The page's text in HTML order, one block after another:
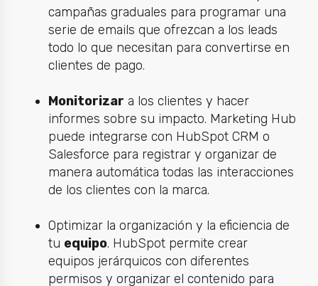
campañas graduales para programar una
serie de emails que ofrezcan a los leads
todo lo que necesitan para convertirse en
clientes de pago.
Monitorizar a los clientes y hacer
informes sobre su impacto. Marketing Hub
puede integrarse con HubSpot CRM o
Salesforce para registrar y organizar de
manera automática todas las interacciones
de los clientes con la marca.
Optimizar la organización y la eficiencia de
tu equipo. HubSpot permite crear
equipos jerárquicos con diferentes
permisos y organizar el contenido para